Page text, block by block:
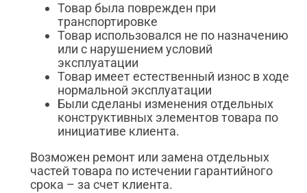
Товар была поврежден при
транспортировке
Товар использовался не по назначению
или с нарушением условий
эксплуатации
Товар имеет естественный износ в ходе
нормальной эксплуатации
Были сделаны изменения отдельных
конструктивных элементов товара по
инициативе клиента.
Возможен ремонт или замена отдельных
частей товара по истечении гарантийного
срока – за счет клиента.